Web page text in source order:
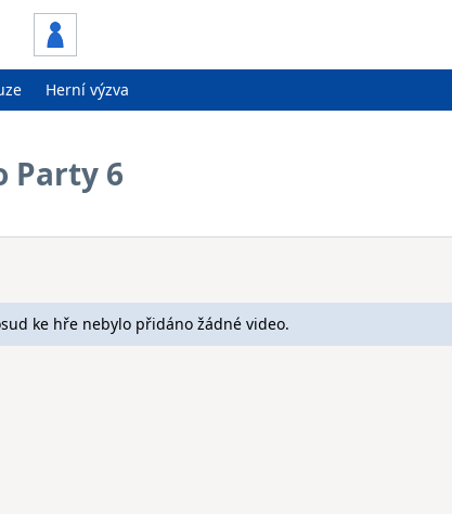
Herní výzva
Party 6
ke hře nebylo přidáno žádné video.